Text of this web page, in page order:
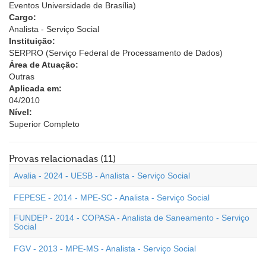
Eventos Universidade de Brasília)
Cargo:
Analista - Serviço Social
Instituição:
SERPRO (Serviço Federal de Processamento de Dados)
Área de Atuação:
Outras
Aplicada em:
04/2010
Nível:
Superior Completo
Provas relacionadas (11)
Avalia - 2024 - UESB - Analista - Serviço Social
FEPESE - 2014 - MPE-SC - Analista - Serviço Social
FUNDEP - 2014 - COPASA - Analista de Saneamento - Serviço
Social
FGV - 2013 - MPE-MS - Analista - Serviço Social